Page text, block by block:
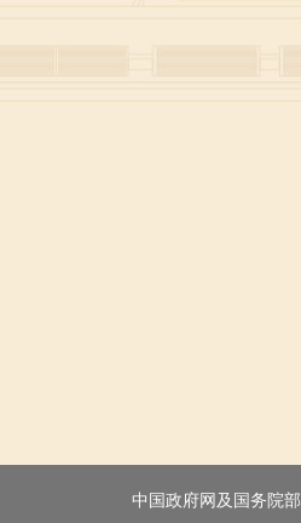
中国政府网及国务院